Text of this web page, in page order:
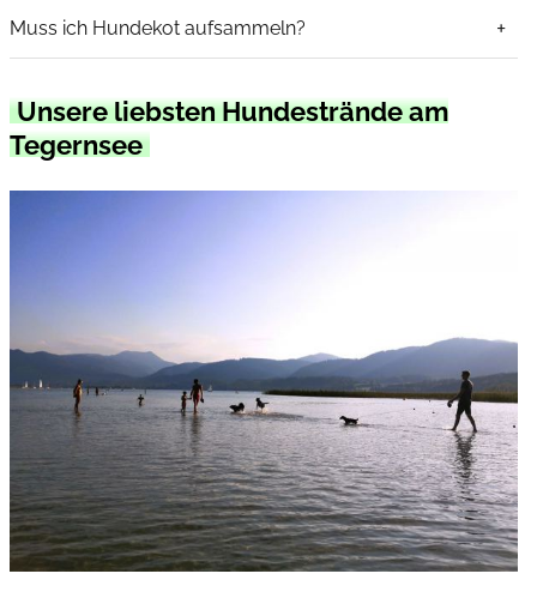
Muss ich Hundekot aufsammeln?
Unsere liebsten Hundestrände am
Tegernsee